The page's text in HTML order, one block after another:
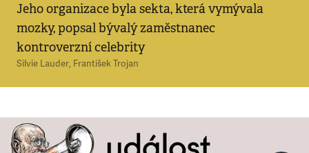
Jeho organizace byla sekta, která vymývala
mozky, popsal bývalý zaměstnanec
kontroverzní celebrity
Silvie Lauder, František Trojan